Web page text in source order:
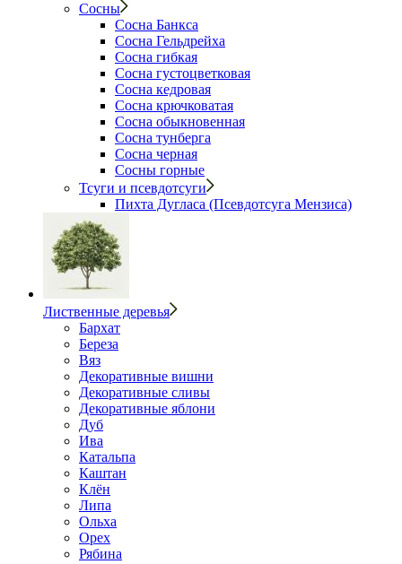
Сосны
Сосна Банкса
Сосна Гельдрейха
Сосна гибкая
Сосна густоцветковая
Сосна кедровая
Сосна крючковатая
Сосна обыкновенная
Сосна тунберга
Сосна черная
Сосны горные
Тсуги и псевдотсуги
Пихта Дугласа (Псевдотсуга Мензиса)
Лиственные деревья
Бархат
Береза
Вяз
Декоративные вишни
Декоративные сливы
Декоративные яблони
Дуб
Ива
Катальпа
Каштан
Клён
Липа
Ольха
Орех
Рябина